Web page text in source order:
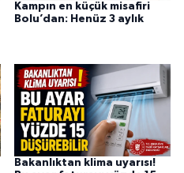
Kampın en küçük misafiri
Bolu’dan: Henüz 3 aylık
Bakanlıktan klima uyarısı!